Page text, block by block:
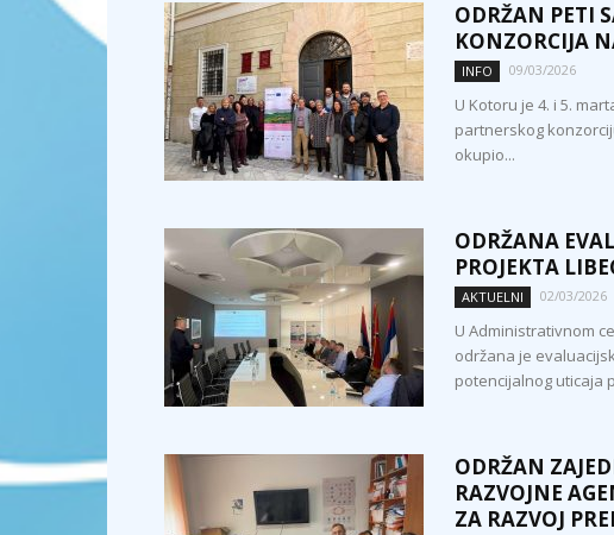
ODRŽAN PETI
KONZORCIJA
INFO 09/03/2026
U Kotoru je 4. i 5.
partnerskog
okupio...
ODRŽANA
PROJEKTA
AKTUELNI 02/03/2026
U Administrativnom
održana je
potencijalnog uticaja
ODRŽAN
RAZVOJNE
ZA RAZVOJ